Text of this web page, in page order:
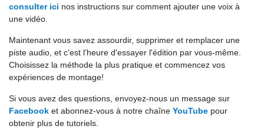
consulter ici nos instructions sur comment ajouter une voix à
une vidéo.
Maintenant vous savez assourdir, supprimer et remplacer une
piste audio, et c’est l’heure d'essayer l'édition par vous-même.
Choisissez la méthode la plus pratique et commencez vos
expériences de montage!
Si vous avez des questions, envoyez-nous un message sur
Facebook et abonnez-vous à notre chaîne YouTube pour
obtenir plus de tutoriels.